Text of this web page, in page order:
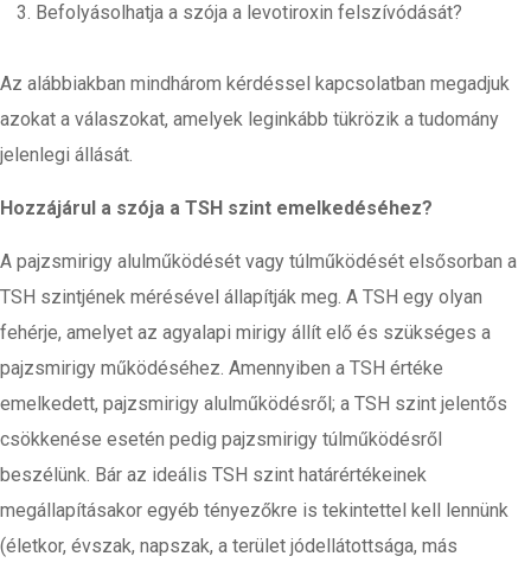
Befolyásolhatja a szója a levotiroxin felszívódását?
Az alábbiakban mindhárom kérdéssel kapcsolatban megadjuk
azokat a válaszokat, amelyek leginkább tükrözik a tudomány
jelenlegi állását.
Hozzájárul a szója a TSH szint emelkedéséhez?
A pajzsmirigy alulműködését vagy túlműködését elsősorban a
TSH szintjének mérésével állapítják meg. A TSH egy olyan
fehérje, amelyet az agyalapi mirigy állít elő és szükséges a
pajzsmirigy működéséhez. Amennyiben a TSH értéke
emelkedett, pajzsmirigy alulműködésről; a TSH szint jelentős
csökkenése esetén pedig pajzsmirigy túlműködésről
beszélünk. Bár az ideális TSH szint határértékeinek
megállapításakor egyéb tényezőkre is tekintettel kell lennünk
(életkor, évszak, napszak, a terület jódellátottsága, más